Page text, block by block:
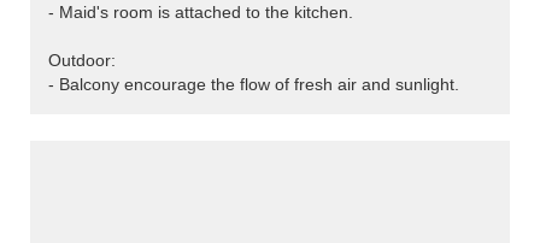
- Maid's room is attached to the kitchen.
Outdoor:
- Balcony encourage the flow of fresh air and sunlight.